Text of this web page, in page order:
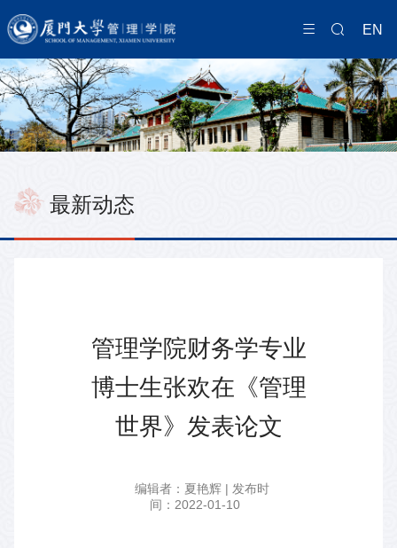
EN
最新动态
管理学院财务学专业
博士生张欢在《管理
世界》发表论文
编辑者：夏艳辉 | 发布时
间：2022-01-10